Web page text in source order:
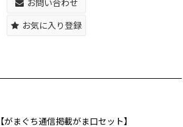
お問い合わせ
お気に入り登録
がまぐち通信掲載がま口セット】